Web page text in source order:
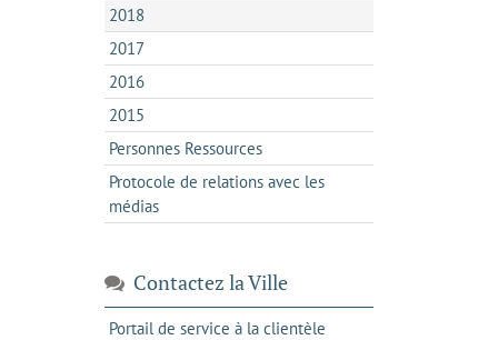
2018
2017
2016
2015
Personnes Ressources
Protocole de relations avec les
médias
Contactez la Ville
Portail de service à la clientèles'ouvre